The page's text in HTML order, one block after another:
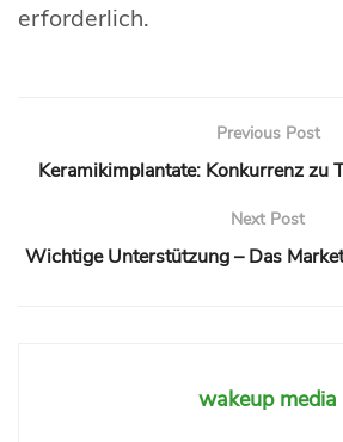
erforderlich.
Previous Post
Keramikimplantate: Konkurrenz zu
Next Post
Wichtige Unterstützung – Das
wakeup media